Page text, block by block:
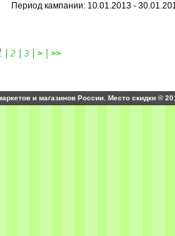
Период кампании: 10.01.2013 -
| 2 | 3 | > | >>
и магазинов России. Место скидки ©